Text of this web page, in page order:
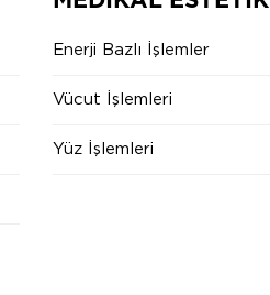
Enerji Bazlı İşlemler
Vücut İşlemleri
Yüz İşlemleri